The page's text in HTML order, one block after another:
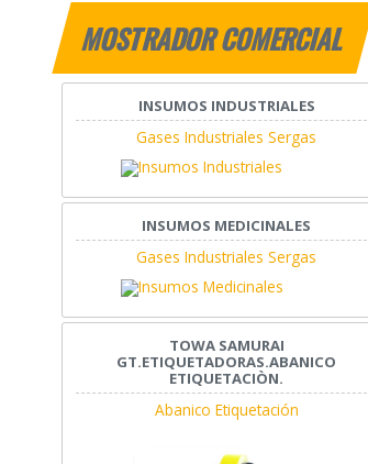
MOSTRADOR COMERCIAL
INSUMOS INDUSTRIALES
Gases Industriales Sergas
INSUMOS MEDICINALES
Gases Industriales Sergas
TOWA SAMURAI
GT.ETIQUETADORAS.ABANICO
ETIQUETACIÒN.
Abanico Etiquetación